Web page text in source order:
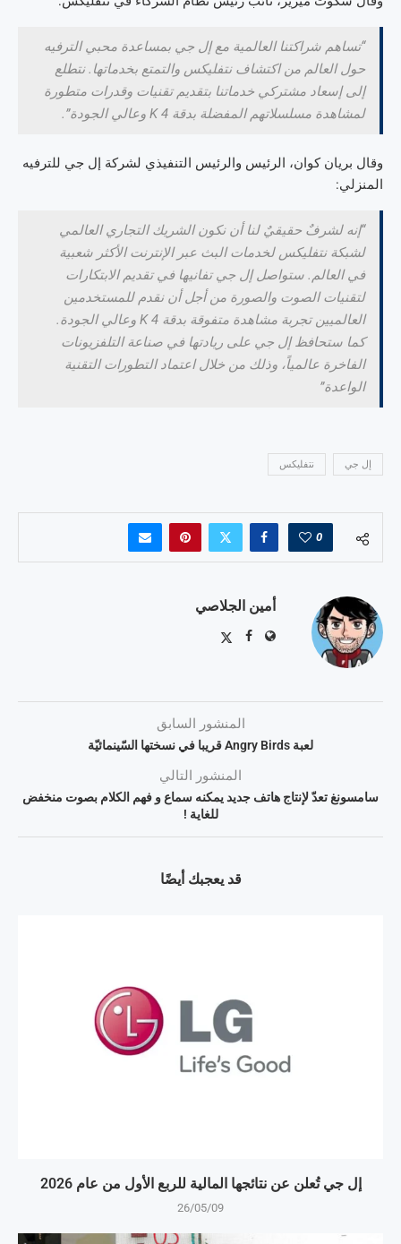
“تساهم شراكتنا العالمية مع إل جي بمساعدة محبي الترفيه
حول العالم من اكتشاف نتفليكس والتمتع بخدماتها. نتطلع
إلى إسعاد مشتركي خدماتنا بتقديم تقنيات وقدرات متطورة
لمشاهدة مسلسلاتهم المفضلة بدقة K 4 وعالي الجودة”.
وقال بريان كوان، الرئيس والرئيس التنفيذي لشركة إل جي للترفيه
المنزلي:
“إنه لشرفٌ حقيقيٌ لنا أن نكون الشريك التجاري العالمي
لشبكة نتفليكس لخدمات البث عبر الإنترنت الأكثر شعبية
في العالم. ستواصل إل جي تفانيها في تقديم الابتكارات
لتقنيات الصوت والصورة من أجل أن نقدم للمستخدمين
العالميين تجربة مشاهدة متفوقة بدقة K 4 وعالي الجودة.
كما ستحافظ إل جي على ريادتها في صناعة التلفزيونات
الفاخرة عالمياً، وذلك من خلال اعتماد التطورات التقنية
الواعدة”
إل جي نتفليكس
0
أمين الجلاصي
المنشور السابق
لعبة Angry Birds قريبا في نسختها السّينمائيّة
المنشور التالي
سامسونغ تعدّ لإنتاج هاتف جديد يمكنه سماع و فهم الكلام بصوت منخفض
للغاية !
قد يعجبك أيضًا
إل جي تُعلن عن نتائجها المالية للربع الأول من عام 2026
26/05/09